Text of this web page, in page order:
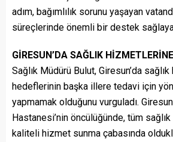
adım, bağımlılık sorunu yaşayan
süreçlerinde önemli bir destek
GİRESUN’DA SAĞLIK
Sağlık Müdürü Bulut, Giresun’da
hedeflerinin başka illere tedavi için
yapmamak olduğunu vurguladı.
Hastanesi’nin öncülüğünde, tüm
kaliteli hizmet sunma çabasında